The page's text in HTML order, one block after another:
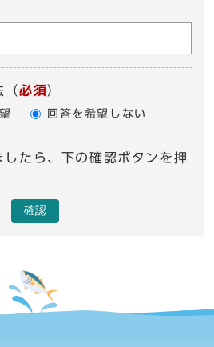
（必須）
回答を希望しない
たら、下の確認ボタンを押
確認